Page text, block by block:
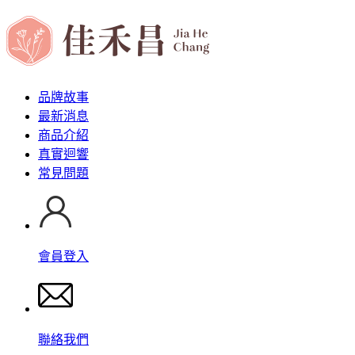
品牌故事
最新消息
商品介紹
真實迴響
常見問題
會員登入
聯絡我們